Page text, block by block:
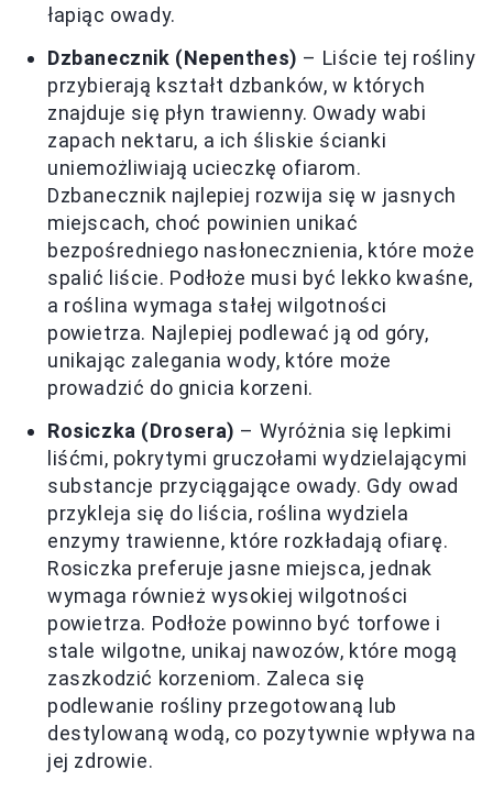
łapiąc owady.
Dzbanecznik (Nepenthes) – Liście tej rośliny
przybierają kształt dzbanków, w których
znajduje się płyn trawienny. Owady wabi
zapach nektaru, a ich śliskie ścianki
uniemożliwiają ucieczkę ofiarom.
Dzbanecznik najlepiej rozwija się w jasnych
miejscach, choć powinien unikać
bezpośredniego nasłonecznienia, które może
spalić liście. Podłoże musi być lekko kwaśne,
a roślina wymaga stałej wilgotności
powietrza. Najlepiej podlewać ją od góry,
unikając zalegania wody, które może
prowadzić do gnicia korzeni.
Rosiczka (Drosera) – Wyróżnia się lepkimi
liśćmi, pokrytymi gruczołami wydzielającymi
substancje przyciągające owady. Gdy owad
przykleja się do liścia, roślina wydziela
enzymy trawienne, które rozkładają ofiarę.
Rosiczka preferuje jasne miejsca, jednak
wymaga również wysokiej wilgotności
powietrza. Podłoże powinno być torfowe i
stale wilgotne, unikaj nawozów, które mogą
zaszkodzić korzeniom. Zaleca się
podlewanie rośliny przegotowaną lub
destylowaną wodą, co pozytywnie wpływa na
jej zdrowie.